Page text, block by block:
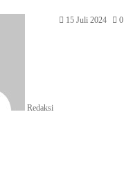
Redaksi
15 Juli 2024 0